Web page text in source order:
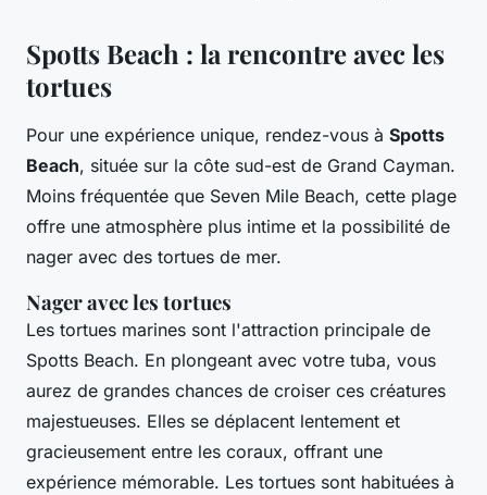
Spotts Beach : la rencontre avec les
tortues
Pour une expérience unique, rendez-vous à Spotts
Beach, située sur la côte sud-est de Grand Cayman.
Moins fréquentée que Seven Mile Beach, cette plage
offre une atmosphère plus intime et la possibilité de
nager avec des tortues de mer.
Nager avec les tortues
Les tortues marines sont l'attraction principale de
Spotts Beach. En plongeant avec votre tuba, vous
aurez de grandes chances de croiser ces créatures
majestueuses. Elles se déplacent lentement et
gracieusement entre les coraux, offrant une
expérience mémorable. Les tortues sont habituées à